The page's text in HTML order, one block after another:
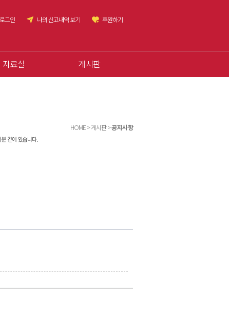
로그인 나의 신고내역 보기 후원하기
자료실 게시판
HOME > 게시판 >공지사항